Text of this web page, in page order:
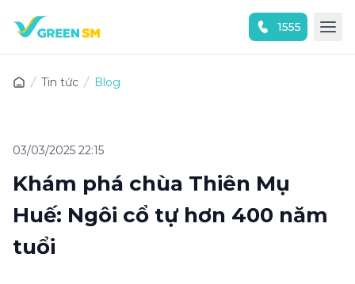
1555
Tin tức Blog
03/03/2025 22:15
Khám phá chùa Thiên Mụ
Huế: Ngôi cổ tự hơn 400 năm
tuổi